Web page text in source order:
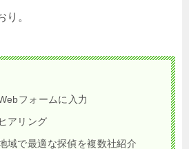
。
フォームに入力
アリング
域で最適な探偵を複数社紹介